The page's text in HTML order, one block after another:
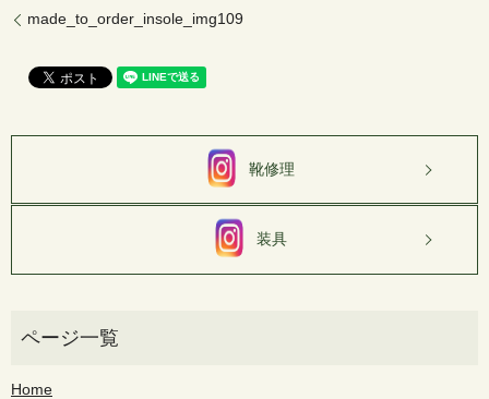
made_to_order_insole_img109
靴修理
装具
Home